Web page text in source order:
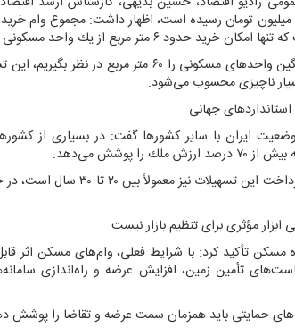
۶ متر مربع از یك واحد مسكونی را فراهم می‌كند.
ناچیزی محسوب می‌شود.
استانداردهای جهانی
ایران با سایر كشورها گفت: در بسیاری از
را پوشش می‌دهد.
ابزار مؤثری برای تنظیم بازار نیست
تأكید كرد: با شرایط فعلی، وام‌های مسكن اثر
تأمین زمین، افزایش عرضه و راه‌اندازی
حمایتی باید همزمان سمت عرضه و تقاضا را پوشش